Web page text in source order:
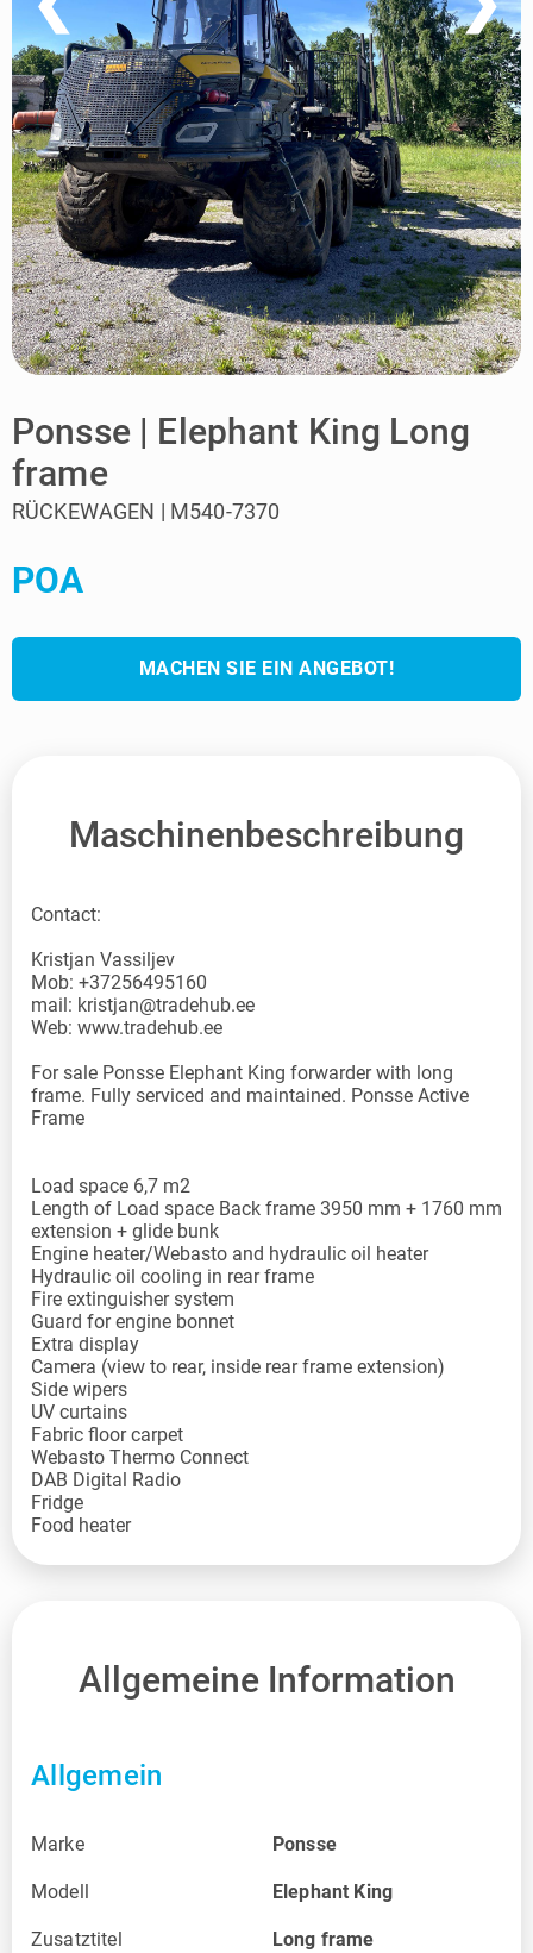
Ponsse | Elephant King Long
frame
RÜCKEWAGEN | M540-7370
POA
MACHEN SIE EIN ANGEBOT!
Maschinenbeschreibung
Contact:
Kristjan Vassiljev
Mob: +37256495160
mail: kristjan@tradehub.ee
Web: www.tradehub.ee
For sale Ponsse Elephant King forwarder with long
frame. Fully serviced and maintained. Ponsse Active
Frame
Load space 6,7 m2
Length of Load space Back frame 3950 mm + 1760 mm
extension + glide bunk
Engine heater/Webasto and hydraulic oil heater
Hydraulic oil cooling in rear frame
Fire extinguisher system
Guard for engine bonnet
Extra display
Camera (view to rear, inside rear frame extension)
Side wipers
UV curtains
Fabric floor carpet
Webasto Thermo Connect
DAB Digital Radio
Fridge
Food heater
Allgemeine Information
Allgemein
Marke Ponsse
Modell Elephant King
Zusatztitel Long frame